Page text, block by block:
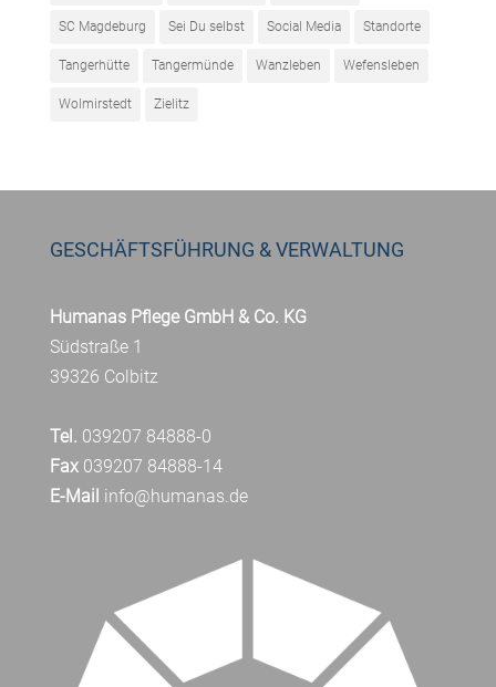
SC Magdeburg Sei Du selbst Social Media Standorte
Tangerhütte Tangermünde Wanzleben Wefensleben
Wolmirstedt Zielitz
GESCHÄFTSFÜHRUNG & VERWALTUNG
Humanas Pflege GmbH & Co. KG
Südstraße 1
39326 Colbitz
Tel. 039207 84888-0
Fax039207 84888-14
E-Mail info@humanas.de